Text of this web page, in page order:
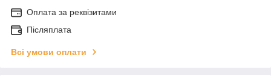
Оплата за реквізитами
Післяплата
Всі умови оплати